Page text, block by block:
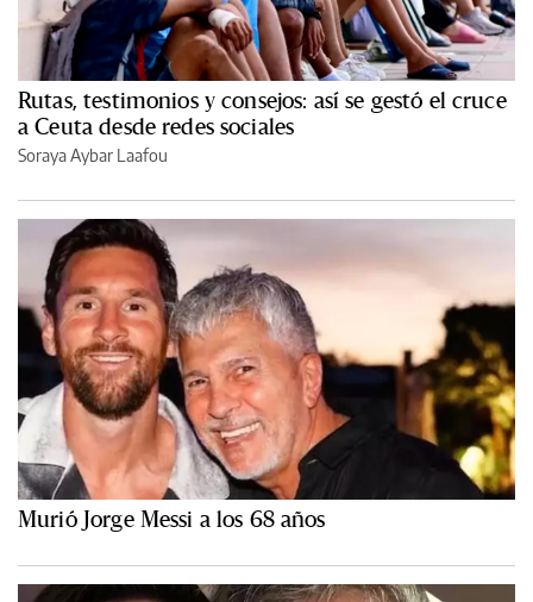
Rutas, testimonios y consejos: así se gestó el cruce
a Ceuta desde redes sociales
Soraya Aybar Laafou
Murió Jorge Messi a los 68 años